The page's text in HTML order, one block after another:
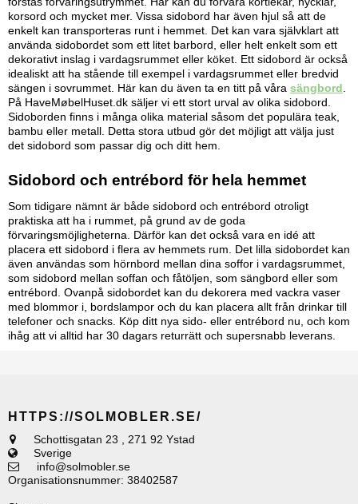
korsord och mycket mer. Vissa sidobord har även hjul så att de
enkelt kan transporteras runt i hemmet. Det kan vara självklart att
använda sidobordet som ett litet barbord, eller helt enkelt som ett
dekorativt inslag i vardagsrummet eller köket. Ett sidobord är också
idealiskt att ha stående till exempel i vardagsrummet eller bredvid
sängen i sovrummet. Här kan du även ta en titt på våra sängbord
På HaveMøbelHuset.dk säljer vi ett stort urval av olika sidobord.
Sidoborden finns i många olika material såsom det populära teak,
bambu eller metall. Detta stora utbud gör det möjligt att välja just
det sidobord som passar dig och ditt hem.
Sidobord och entrébord för hela hemmet
Som tidigare nämnt är både sidobord och entrébord otroligt
praktiska att ha i rummet, på grund av de goda
förvaringsmöjligheterna. Därför kan det också vara en idé att
placera ett sidobord i flera av hemmets rum. Det lilla sidobordet kan
även användas som hörnbord mellan dina soffor i vardagsrummet,
som sidobord mellan soffan och fåtöljen, som sängbord eller som
entrébord. Ovanpå sidobordet kan du dekorera med vackra vaser
med blommor i, bordslampor och du kan placera allt från drinkar till
telefoner och snacks. Köp ditt nya sido- eller entrébord nu, och kom
ihåg att vi alltid har 30 dagars returrätt och supersnabb leverans.
HTTPS://SOLMOBLER.SE/
Schottisgatan 23
271 92 Ystad
Sverige
info@solmobler.se
Organisationsnummer: 38402587